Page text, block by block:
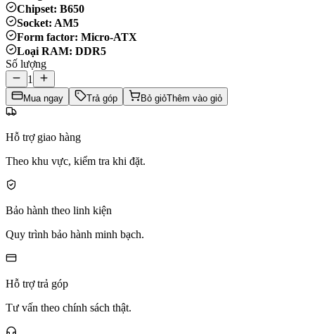
Chipset: B650
Socket: AM5
Form factor: Micro-ATX
Loại RAM: DDR5
Số lượng
1
Mua ngay Trả góp Bỏ giỏThêm vào giỏ
Hỗ trợ giao hàng
Theo khu vực, kiểm tra khi đặt.
Bảo hành theo linh kiện
Quy trình bảo hành minh bạch.
Hỗ trợ trả góp
Tư vấn theo chính sách thật.